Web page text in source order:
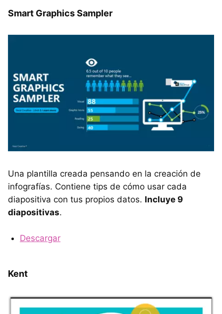
Smart Graphics Sampler
Una plantilla creada pensando en la creación de
infografías. Contiene tips de cómo usar cada
diapositiva con tus propios datos. Incluye 9
diapositivas.
Descargar
Kent